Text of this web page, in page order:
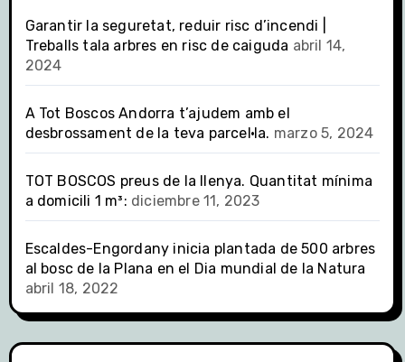
Garantir la seguretat, reduir risc d’incendi |
Treballs tala arbres en risc de caiguda abril 14,
2024
A Tot Boscos Andorra t’ajudem amb el
desbrossament de la teva parcel·la. marzo 5, 2024
TOT BOSCOS preus de la llenya. Quantitat mínima
a domicili 1 m³: diciembre 11, 2023
Escaldes-Engordany inicia plantada de 500 arbres
al bosc de la Plana en el Dia mundial de la Natura
abril 18, 2022